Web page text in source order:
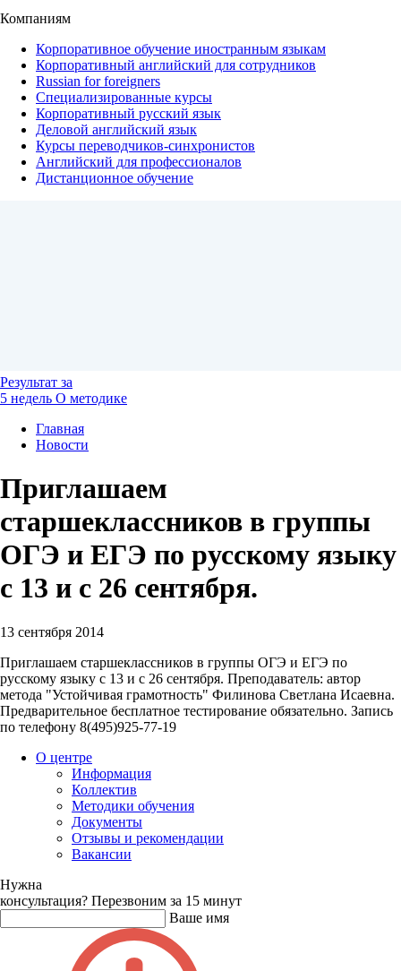
Компаниям
Корпоративное обучение иностранным языкам
Корпоративный английский для сотрудников
Russian for foreigners
Специализированные курсы
Корпоративный русский язык
Деловой английский язык
Курсы переводчиков-синхронистов
Английский для профессионалов
Дистанционное обучение
Результат за
5 недель О методике
Главная
Новости
Приглашаем
старшеклассников в группы
ОГЭ и ЕГЭ по русскому языку
с 13 и с 26 сентября.
13 сентября 2014
Приглашаем старшеклассников в группы ОГЭ и ЕГЭ по
русскому языку с 13 и с 26 сентября. Преподаватель: автор
метода "Устойчивая грамотность" Филинова Светлана Исаевна.
Предварительное бесплатное тестирование обязательно. Запись
по телефону 8(495)925-77-19
О центре
Информация
Коллектив
Методики обучения
Документы
Отзывы и рекомендации
Вакансии
Нужна
консультация? Перезвоним за 15 минут
Ваше имя